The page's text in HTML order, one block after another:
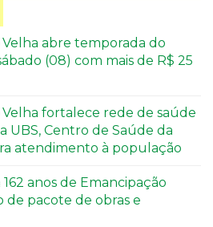
abre temporada do
(08) com mais de R$ 25
fortalece rede de saúde
UBS, Centro de Saúde da
atendimento à população
anos de Emancipação
pacote de obras e